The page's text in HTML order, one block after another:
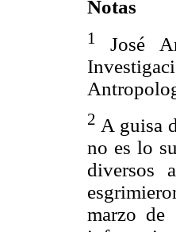
Notas
1 José
2 A guisa
no es lo
diversos
marzo de